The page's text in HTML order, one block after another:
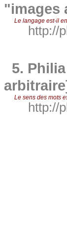
"images
Le langage est-il
http://
5.
Le sens des mots
http://